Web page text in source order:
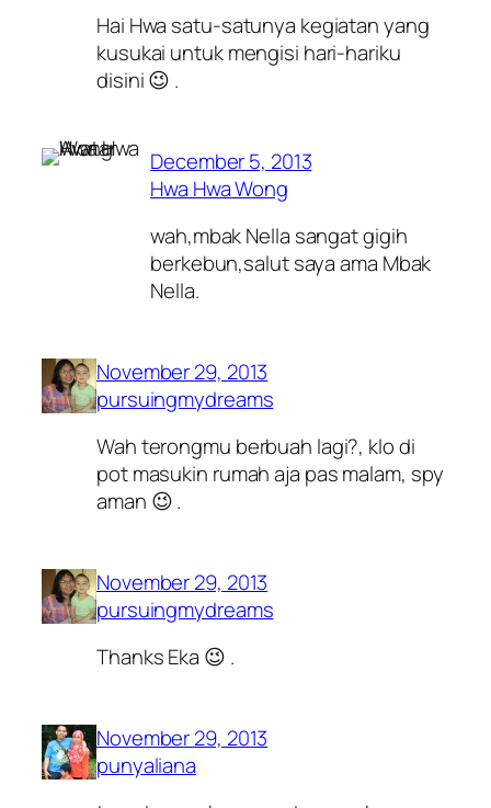
Hai Hwa satu-satunya kegiatan yang
kusukai untuk mengisi hari-hariku
disini 😉 .
December 5, 2013
Hwa Hwa Wong
wah,mbak Nella sangat gigih
berkebun,salut saya ama Mbak
Nella.
November 29, 2013
pursuingmydreams
Wah terongmu berbuah lagi?, klo di
pot masukin rumah aja pas malam, spy
aman 😉 .
November 29, 2013
pursuingmydreams
Thanks Eka 😉 .
November 29, 2013
punyaliana